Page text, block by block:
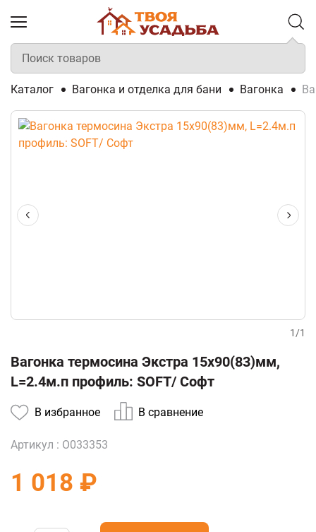
Каталог Вагонка и отделка для бани Вагонка
1/1
Вагонка термосина Экстра 15х90(83)мм,
L=2.4м.п профиль: SOFT/ Софт
В избранное В сравнение
Артикул : О033353
1 018 ₽